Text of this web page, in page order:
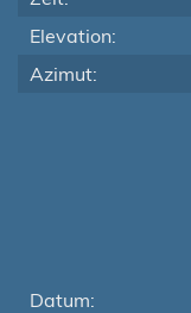
Elevation:
Azimut:
Datum: